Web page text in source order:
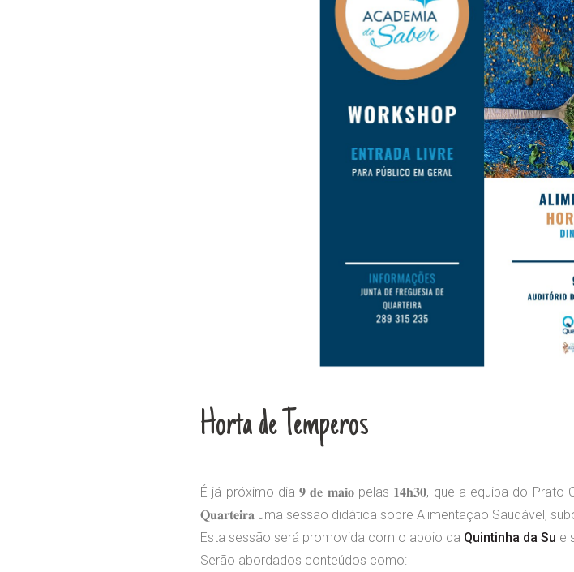
Horta de Temperos
É já próximo dia 𝟗 𝐝𝐞 𝐦𝐚𝐢𝐨 pelas 𝟏𝟒𝐡𝟑𝟎, que a equipa do Prato
𝐐𝐮𝐚𝐫𝐭𝐞𝐢𝐫𝐚 uma sessão didática sobre Alimentação Saudável,
Esta sessão será promovida com o apoio da Quintinha da Su e
Serão abordados conteúdos como: